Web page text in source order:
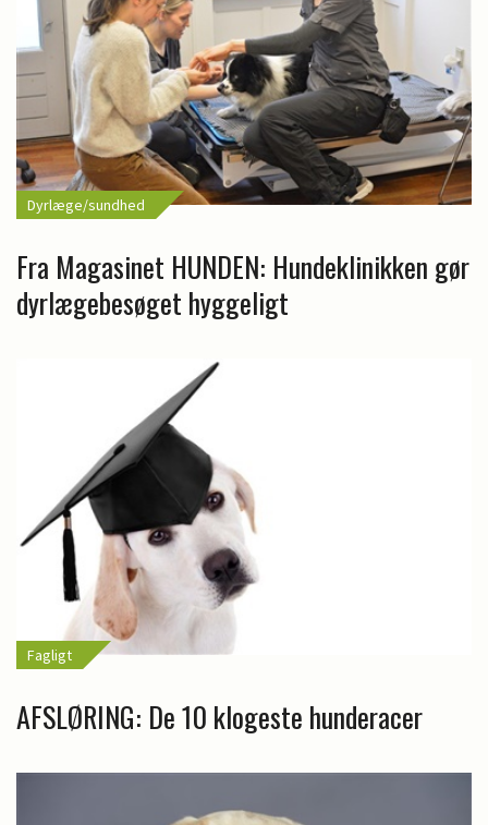
Dyrlæge/sundhed
Fra Magasinet HUNDEN: Hundeklinikken gør
dyrlægebesøget hyggeligt
Fagligt
AFSLØRING: De 10 klogeste hunderacer